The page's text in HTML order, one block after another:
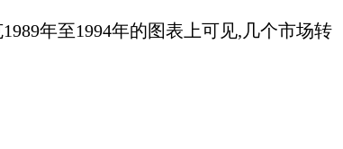
年至1994年的图表上可见,几个市场转